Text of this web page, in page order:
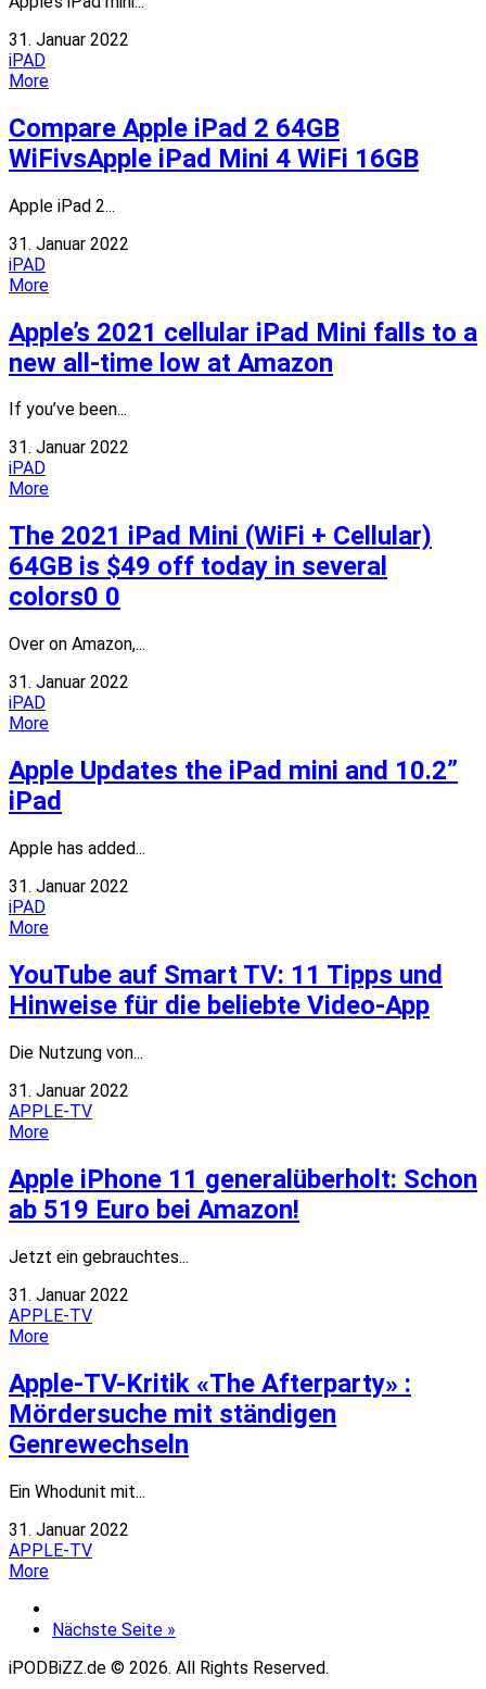
31. Januar 2022
iPAD
More
Compare Apple iPad 2 64GB
WiFivsApple iPad Mini 4 WiFi 16GB
Apple iPad 2...
31. Januar 2022
iPAD
More
Apple’s 2021 cellular iPad Mini falls to a
new all-time low at Amazon
If you’ve been...
31. Januar 2022
iPAD
More
The 2021 iPad Mini (WiFi + Cellular)
64GB is $49 off today in several
colors0 0
Over on Amazon,...
31. Januar 2022
iPAD
More
Apple Updates the iPad mini and 10.2”
iPad
Apple has added...
31. Januar 2022
iPAD
More
YouTube auf Smart TV: 11 Tipps und
Hinweise für die beliebte Video-App
Die Nutzung von...
31. Januar 2022
APPLE-TV
More
Apple iPhone 11 generalüberholt: Schon
ab 519 Euro bei Amazon!
Jetzt ein gebrauchtes...
31. Januar 2022
APPLE-TV
More
Apple-TV-Kritik «The Afterparty» :
Mördersuche mit ständigen
Genrewechseln
Ein Whodunit mit...
31. Januar 2022
APPLE-TV
More
Nächste Seite »
iPODBiZZ.de © 2026. All Rights Reserved.